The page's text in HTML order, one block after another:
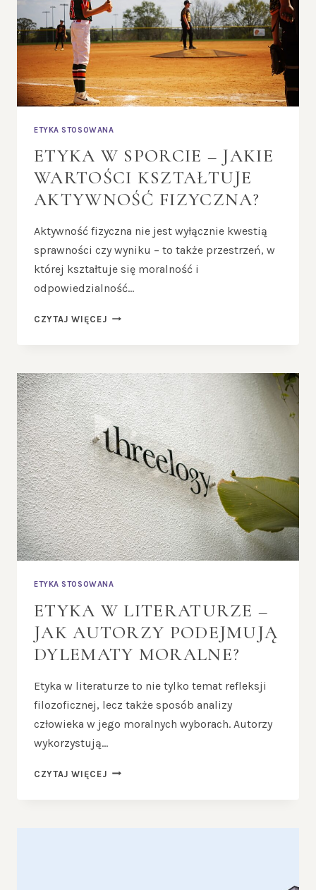
ETYKA STOSOWANA
ETYKA W SPORCIE – JAKIE
WARTOŚCI KSZTAŁTUJE
AKTYWNOŚĆ FIZYCZNA?
Aktywność fizyczna nie jest wyłącznie kwestią
sprawności czy wyniku – to także przestrzeń, w
której kształtuje się moralność i
odpowiedzialność…
CZYTAJ WIĘCEJ ETYKA
JAKIE
WARTOŚCI
KSZTAŁTUJE
AKTYWNOŚĆ
FIZYCZNA?
ETYKA STOSOWANA
ETYKA W LITERATURZE –
JAK AUTORZY PODEJMUJĄ
DYLEMATY MORALNE?
Etyka w literaturze to nie tylko temat refleksji
filozoficznej, lecz także sposób analizy
człowieka w jego moralnych wyborach. Autorzy
wykorzystują…
CZYTAJ WIĘCEJ ETYKA